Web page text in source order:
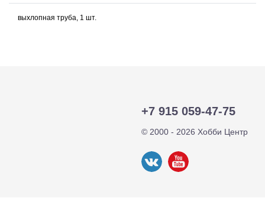
выхлопная труба, 1 шт.
+7 915 059-47-75
© 2000 - 2026 Хобби Центр